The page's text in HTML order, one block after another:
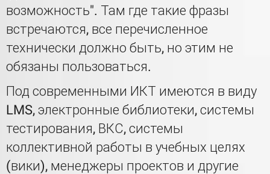
возможность". Там где такие фразы
встречаются, все перечисленное
технически должно быть, но этим не
обязаны пользоваться.
Под современными ИКТ имеются в виду
LMS, электронные библиотеки, системы
тестирования, ВКС, системы
коллективной работы в учебных целях
(вики), менеджеры проектов и другие